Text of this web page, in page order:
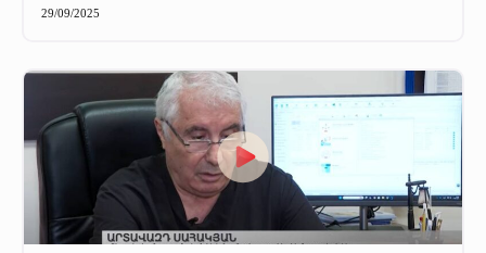
29/09/2025